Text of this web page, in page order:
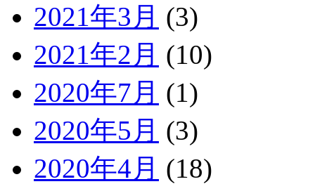
2021年3月 (3)
2021年2月 (10)
2020年7月 (1)
2020年5月 (3)
2020年4月 (18)